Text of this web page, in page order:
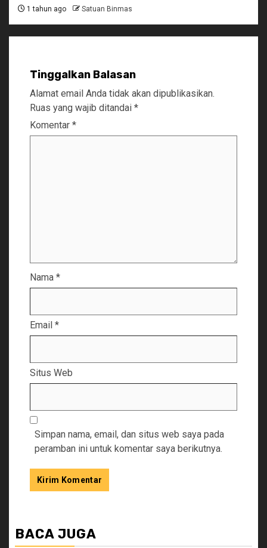
1 tahun ago Satuan Binmas
Tinggalkan Balasan
Alamat email Anda tidak akan dipublikasikan.
Ruas yang wajib ditandai *
Komentar *
Nama *
Email *
Situs Web
Simpan nama, email, dan situs web saya pada
peramban ini untuk komentar saya berikutnya.
BACA JUGA